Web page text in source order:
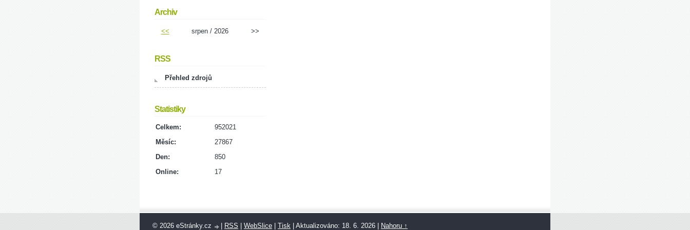
Archiv
<< srpen / 2026 >>
RSS
Přehled zdrojů
Statistiky
Online: 17
Celkem:
952021
Měsíc:
27867
Den:
850
© 2026 eStránky.cz RSS WebSlice Tisk Aktualizováno: 18. 6. 2026 Nahoru ↑